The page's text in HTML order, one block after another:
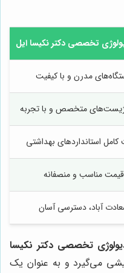
تخصصی دکتر نکیسا ایل
مدرن و با کیفیت
متخصص و با تجربه
کامل استانداردهای بهداشتی
قیمت مناسب و منصفانه
آباد، دسترسی آسان
تخصصی دکتر نکیسا
می‌گیرد و به عنوان یک